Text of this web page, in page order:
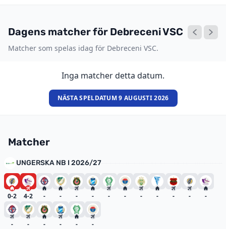
Dagens matcher för Debreceni VSC
Matcher som spelas idag för Debreceni VSC.
Inga matcher detta datum.
NÄSTA SPELDATUM 9 AUGUSTI 2026
Matcher
UNGERSKA NB I 2026/27
0-2 4-2 - - - - - - - - - - -
- - - - - -